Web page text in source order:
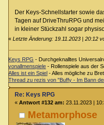
Der Keys-Schnellstarter sowie
Tagen auf DriveThruRPG und
in kleiner Stückzahl sogar
«Letzte Änderung: 19.11.2023 | 20:12
Keys RPG - Durchgeknalltes
vonallmenspiele - Rollenspiele aus der
Alles ist ein Spiel - Alles mögliche zu
Thread zu rezis von "Buffy - Im Bann
Metamorphose
Re: Keys RPG
« Antwort #132 am: 23.11.2023 |